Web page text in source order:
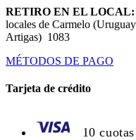
RETIRO EN EL LOCAL:
locales de Carmelo
Artigas) 1083
MÉTODOS DE PAGO
Tarjeta de crédito
10